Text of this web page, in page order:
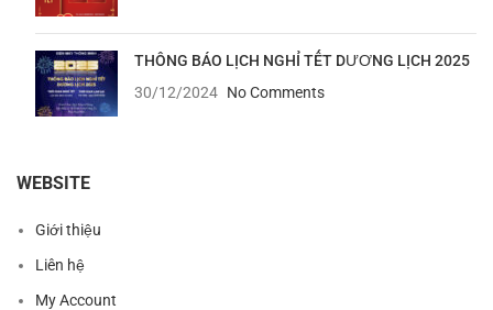
THÔNG BÁO LỊCH NGHỈ TẾT DƯƠNG LỊCH 2025
30/12/2024 No Comments
WEBSITE
Giới thiệu
Liên hệ
My Account